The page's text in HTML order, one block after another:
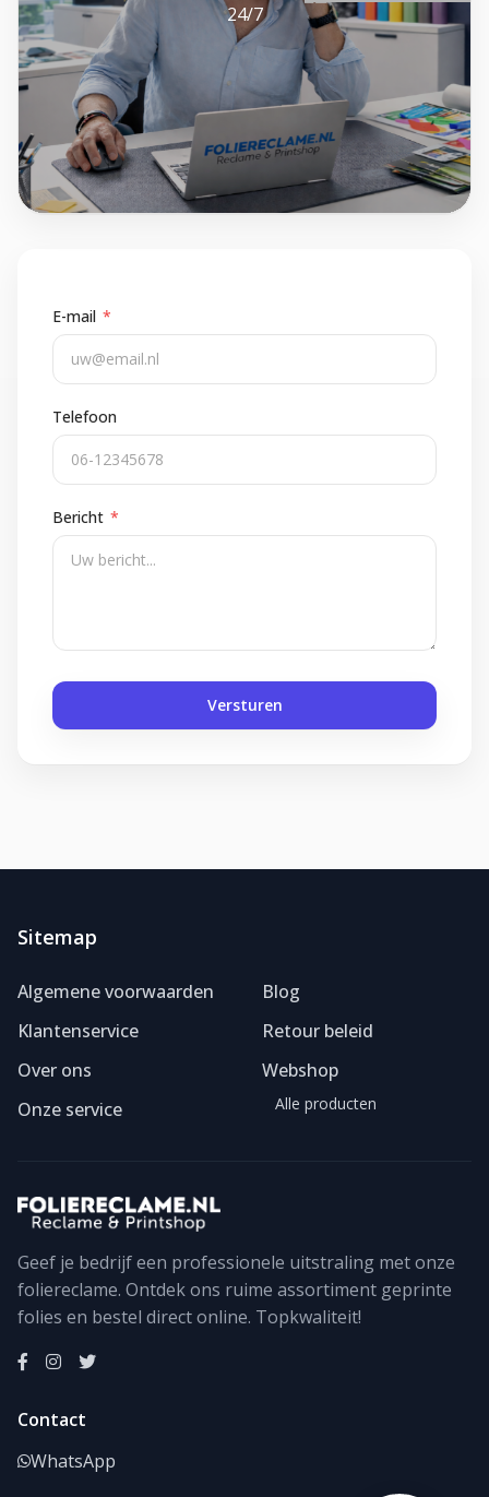
24/7
E-mail *
Telefoon
Bericht *
Versturen
Sitemap
Algemene voorwaarden
Klantenservice
Over ons
Onze service
Blog
Retour beleid
Webshop
Alle producten
Geef je bedrijf een professionele uitstraling met onze
foliereclame. Ontdek ons ruime assortiment geprinte
folies en bestel direct online. Topkwaliteit!
Contact
WhatsApp
Foliereclame
Meestal binnen een dag